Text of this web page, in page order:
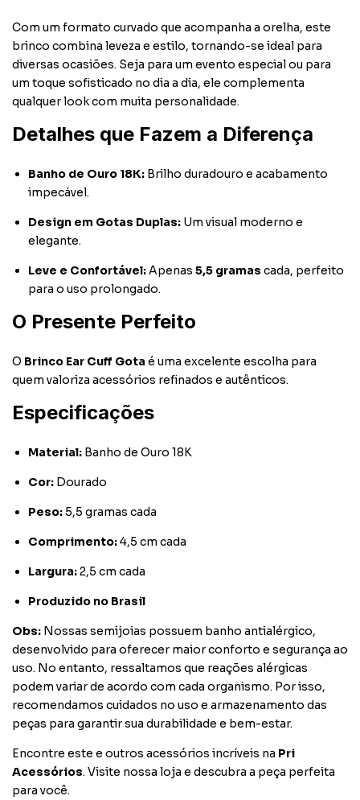
Com um formato curvado que acompanha a orelha, este
brinco combina leveza e estilo, tornando-se ideal para
diversas ocasiões. Seja para um evento especial ou para
um toque sofisticado no dia a dia, ele complementa
qualquer look com muita personalidade.
Detalhes que Fazem a Diferença
Banho de Ouro 18K: Brilho duradouro e acabamento
impecável.
Design em Gotas Duplas: Um visual moderno e
elegante.
Leve e Confortável:Apenas 5,5 gramas cada, perfeito
para o uso prolongado.
O Presente Perfeito
O Brinco Ear Cuff Gota é uma excelente escolha para
quem valoriza acessórios refinados e autênticos.
Especificações
Material: Banho de Ouro 18K
Cor: Dourado
Peso:5,5 gramas cada
Comprimento:4,5 cm cada
Largura:2,5 cm cada
Produzido no Brasil
Obs: Nossas semijoias possuem banho antialérgico,
desenvolvido para oferecer maior conforto e segurança ao
uso. No entanto, ressaltamos que reações alérgicas
podem variar de acordo com cada organismo. Por isso,
recomendamos cuidados no uso e armazenamento das
peças para garantir sua durabilidade e bem-estar.
Encontre este e outros acessórios incríveis na Pri
Acessórios. Visite nossa loja e descubra a peça perfeita
para você.